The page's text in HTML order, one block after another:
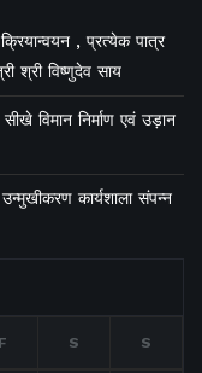
, प्रत्येक पात्र
श्री विष्णुदेव साय
सीखे विमान निर्माण एवं उड़ान
कार्यशाला संपन्न
F S S